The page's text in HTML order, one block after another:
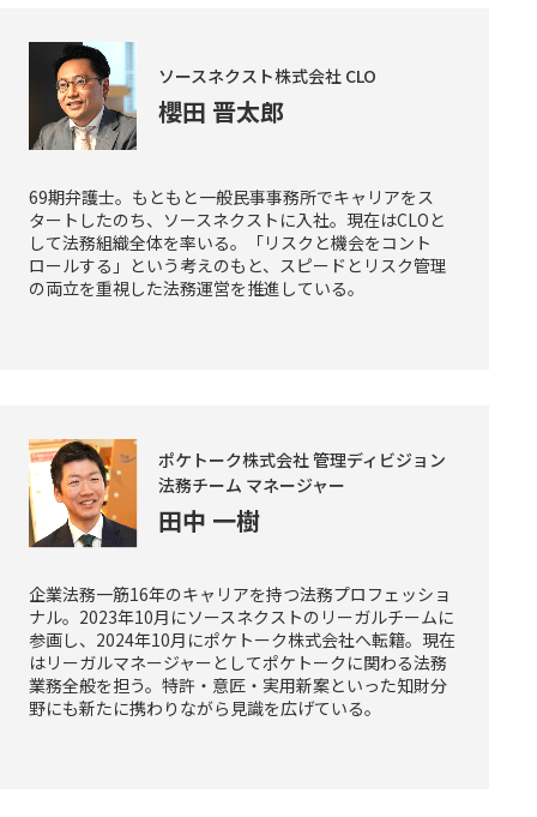
ソースネクスト株式会社 CLO
櫻田 晋太郎
69期弁護士。もともと一般民事事務所でキャリアをス
タートしたのち、ソースネクストに入社。現在はCLOと
して法務組織全体を率いる。「リスクと機会をコント
ロールする」という考えのもと、スピードとリスク管理
の両立を重視した法務運営を推進している。
ポケトーク株式会社 管理ディビジョン
法務チーム マネージャー
田中 一樹
企業法務一筋16年のキャリアを持つ法務プロフェッショ
ナル。2023年10月にソースネクストのリーガルチームに
参画し、2024年10月にポケトーク株式会社へ転籍。現在
はリーガルマネージャーとしてポケトークに関わる法務
業務全般を担う。特許・意匠・実用新案といった知財分
野にも新たに携わりながら見識を広げている。